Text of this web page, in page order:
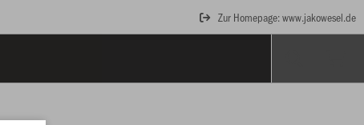
Zur Homepage: www.jakowesel.de